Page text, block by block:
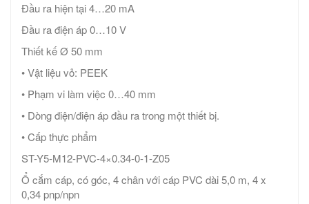
Đầu ra hiện tại 4…20 mA
Đầu ra điện áp 0…10 V
Thiết kế Ø 50 mm
• Vật liệu vỏ: PEEK
• Phạm vi làm việc 0…40 mm
• Dòng điện/điện áp đầu ra trong một thiết bị.
• Cấp thực phẩm
ST-Y5-M12-PVC-4×0.34-0-1-Z05
Ổ cắm cáp, có góc, 4 chân với cáp PVC dài 5,0 m, 4 x
0,34 pnp/npn